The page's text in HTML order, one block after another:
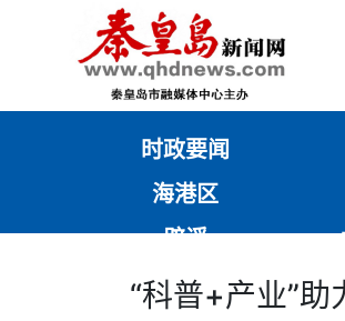
时政要闻
海港区
辟谣
“科普+产业”